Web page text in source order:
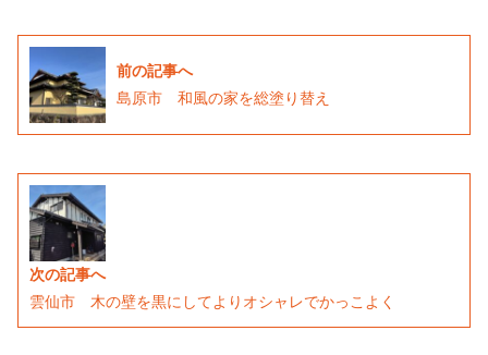
前の記事へ
島原市 和風の家を総塗り替え
次の記事へ
雲仙市 木の壁を黒にしてよりオシャレでかっこよく